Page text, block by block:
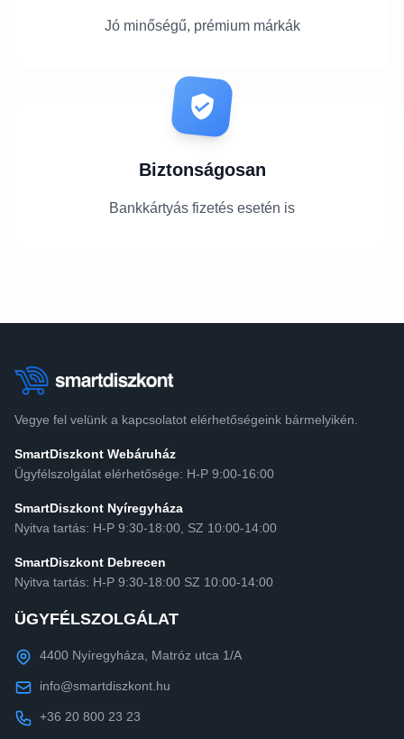
Jó minőségű, prémium márkák
Biztonságosan
Bankkártyás fizetés esetén is
Vegye fel velünk a kapcsolatot elérhetőségeink bármelyikén.
SmartDiszkont Webáruház
Ügyfélszolgálat elérhetősége: H-P 9:00-16:00
SmartDiszkont Nyíregyháza
Nyitva tartás: H-P 9:30-18:00, SZ 10:00-14:00
SmartDiszkont Debrecen
Nyitva tartás: H-P 9:30-18:00 SZ 10:00-14:00
ÜGYFÉLSZOLGÁLAT
4400 Nyíregyháza, Matróz utca 1/A
info@smartdiszkont.hu
+36 20 800 23 23